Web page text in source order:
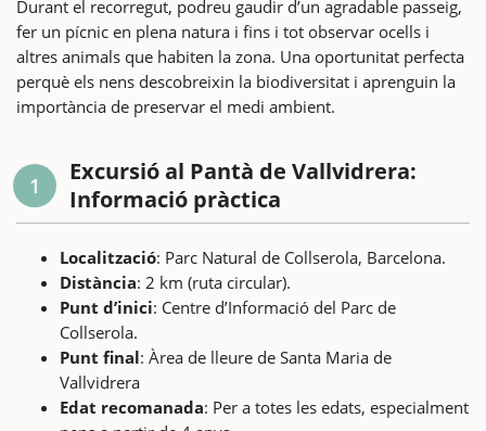
Durant el recorregut, podreu gaudir d’un agradable passeig,
fer un pícnic en plena natura i fins i tot observar ocells i
altres animals que habiten la zona. Una oportunitat perfecta
perquè els nens descobreixin la biodiversitat i aprenguin la
importància de preservar el medi ambient.
1
Excursió al Pantà de Vallvidrera:
Informació pràctica
Localització: Parc Natural de Collserola, Barcelona.
Distància: 2 km (ruta circular).
Punt d’inici: Centre d’Informació del Parc de
Collserola.
Punt final: Àrea de lleure de Santa Maria de
Vallvidrera
Edat recomanada: Per a totes les edats, especialment